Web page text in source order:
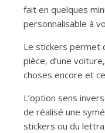
fait en quelques
personnalisable à
Le stickers permet
pièce, d’une
choses encore et
L’option sens
de réalisé une
stickers ou du